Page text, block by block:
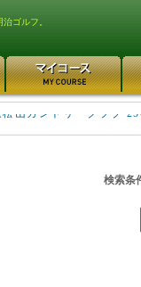
ゴルフ。
塚富士見カントリーク
松山カントリークラブ
検索条